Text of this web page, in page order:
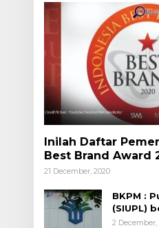
Inilah Daftar
Best Brand Award
21 December, 2020
BKPM :
(SIUPL)
Aturan
2 December,